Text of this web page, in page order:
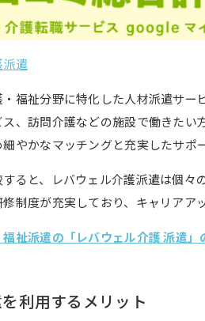
派遣
福祉分野に特化した人材派遣サー
、訪問介護などの施設で働きたい
やかなマッチングと充実したサポ
ると、レバウェル介護派遣は個々
制度が充実しており、キャリアア
祉派遣の「レバウェル介護 派遣
利用するメリット